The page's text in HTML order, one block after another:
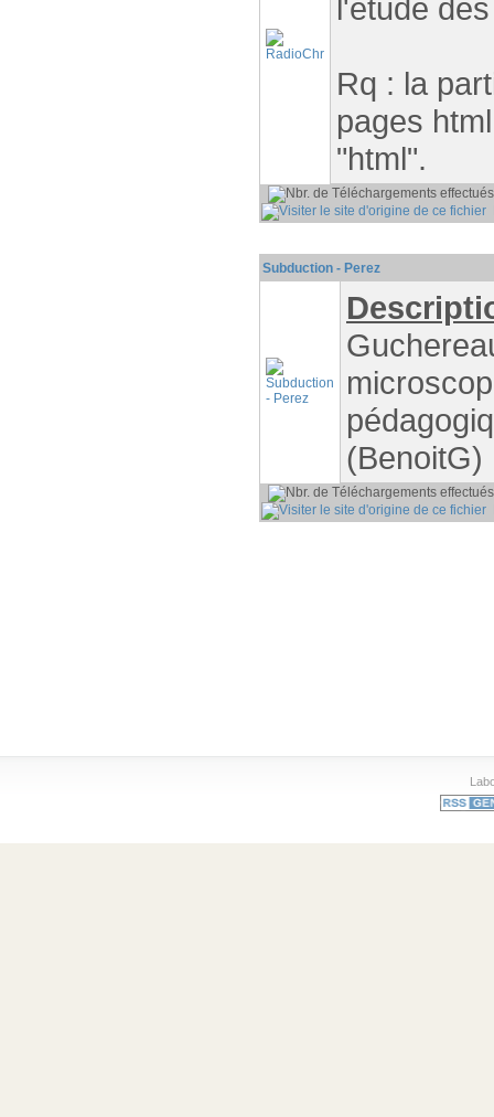
l'étude
Rq : la
pages
"html".
Subduction - Perez
(BenoitG)